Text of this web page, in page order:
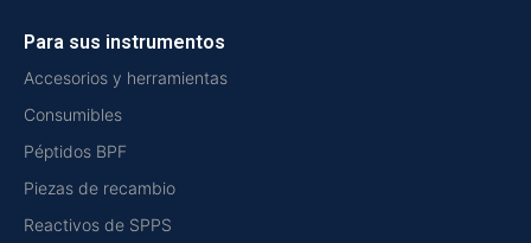
Para sus instrumentos
Accesorios y herramientas
Consumibles
Péptidos BPF
Piezas de recambio
Reactivos de SPPS